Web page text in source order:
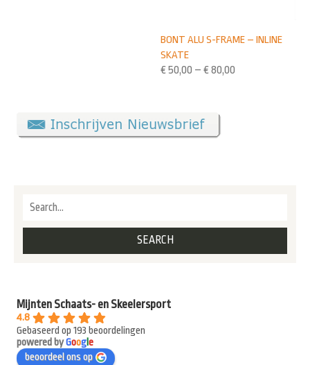
BONT ALU S-FRAME – INLINE
SKATE
€ 50,00 – € 80,00
Mijnten Schaats- en Skeelersport
4.8
Gebaseerd op 193 beoordelingen
powered byGooge
beoordeel ons op